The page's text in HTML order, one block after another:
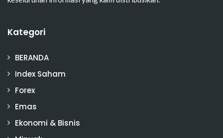
Kategori
BERANDA
Index Saham
Forex
Emas
Ekonomi & Bisnis